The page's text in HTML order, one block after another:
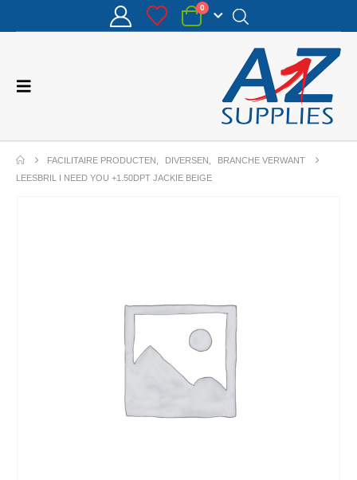
0
FACILITAIRE PRODUCTEN DIVERSEN
BRANCHE VERWANT
LEESBRIL I NEED YOU +1.50DPT JACKIE BEIGE